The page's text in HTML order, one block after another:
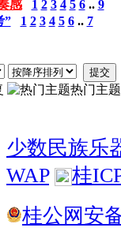
感
1 2 3 4 5 6.. 9
”
1 2 3 4 5 6.. 7
提交
热门主题
少数民族乐
WAP
桂
桂公网安